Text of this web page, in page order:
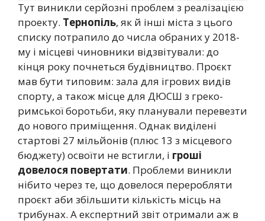
Тут виникли серйозні проблем з реалізацією
проекту. Тернопіль, як й інші міста з цього
списку потрапило до числа обраних у 2018-
му і місцеві чиновники відзвітували: до
кінця року почнеться будівництво. Проєкт
мав бути типовим: зала для ігрових видів
спорту, а також місце для ДЮСШ з греко-
римської боротьби, яку планували перевезти
до нового приміщення. Однак виділені
стартові 27 мільйонів (плюс 13 з місцевого
бюджету) освоїти не встигли, і гроші
довелося повертати. Проблеми виникли
нібито через те, що довелося переробляти
проєкт аби збільшити кількість місць на
трибунах. А експертний звіт отримали аж в